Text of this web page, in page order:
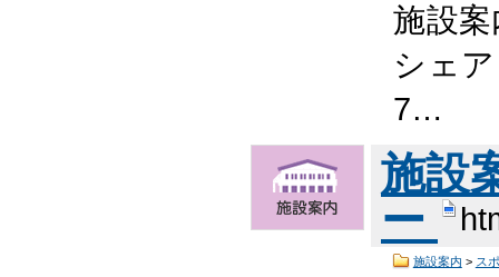
施設
シェ
7…
施設
ー
施設案内 > ス